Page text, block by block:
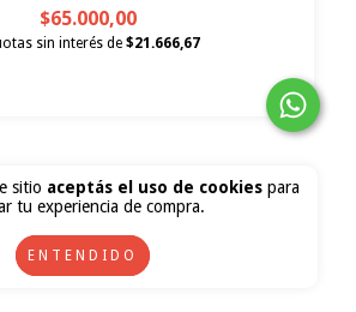
sitio aceptás el uso de cookies para
tu experiencia de compra.
ENTENDIDO
$65.000,00
sin interés de $21.666,67